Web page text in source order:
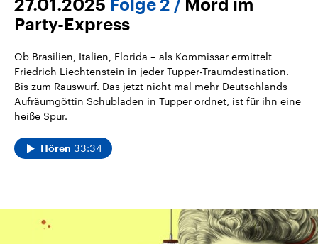
27.01.2025 Folge 2
Mord im
Party-Express
Ob Brasilien, Italien, Florida – als Kommissar ermittelt
Friedrich Liechtenstein in jeder Tupper-Traumdestination.
Bis zum Rauswurf. Das jetzt nicht mal mehr Deutschlands
Aufräumgöttin Schubladen in Tupper ordnet, ist für ihn eine
heiße Spur.
Hören 33:34